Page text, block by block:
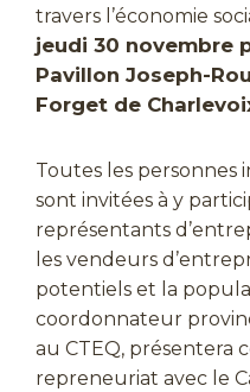
travers l’économie
jeudi 30 novembre
Pavillon Joseph-
Forget de
Toutes les personnes
sont invitées à y
représentants
les vendeurs
potentiels et la
coordonnateur
au CTEQ, présentera
repreneuriat avec le